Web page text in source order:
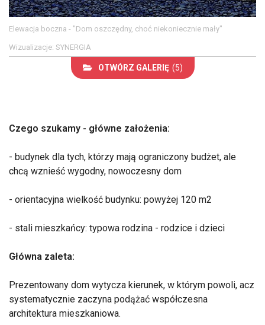
Elewacja boczna - "Dom oszczędny, choć niekoniecznie mały"
Wizualizacje: SYNERGIA
OTWÓRZ GALERIĘ (5)
Czego szukamy - główne założenia:
- budynek dla tych, którzy mają ograniczony budżet, ale
chcą wznieść wygodny, nowoczesny dom
- orientacyjna wielkość budynku: powyżej 120 m2
- stali mieszkańcy: typowa rodzina - rodzice i dzieci
Główna zaleta:
Prezentowany dom wytycza kierunek, w którym powoli, acz
systematycznie zaczyna podążać współczesna
architektura mieszkaniowa.